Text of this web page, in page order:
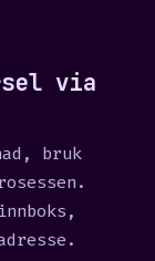
via
bruk